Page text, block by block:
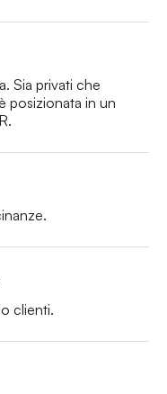
Sia privati che
posizionata in un
clienti.